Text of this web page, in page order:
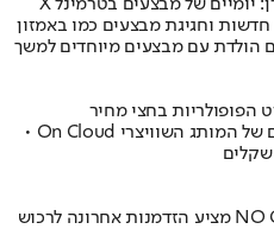
חדשות וחגיגת מבצעים כמו באמזון
הולדת עם מבצעים מיוחדים למשך
הפופולריות בחצי מחיר
ברשת "אושר עד" הביאו מספר דגמים של המותג השוויצרי On Cloud •
עם סיום עונת הרחצה NO ONE BETTER מציע הזדמנות אחרונה לרכוש